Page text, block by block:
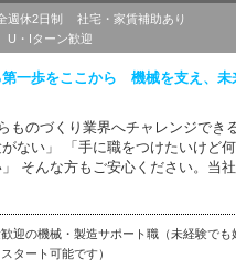
週休2日制
社宅・家賃補助あり
U・Iターン歓迎
第一歩をここから 機械を支え、未
ものづくり業界へチャレンジでき
ない」 「手に職をつけたいけど
そんな方もご安心ください。当
迎の機械・製造サポート職（未経験でも
タート可能です）